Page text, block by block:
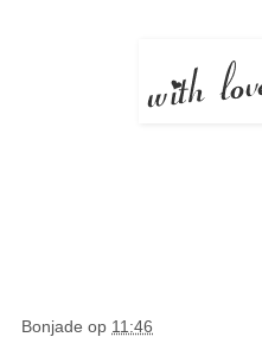
Bonjade op 11:46